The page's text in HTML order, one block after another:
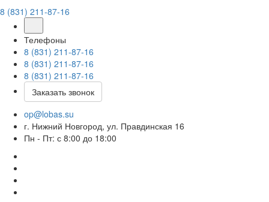
8 (831) 211-87-16
Телефоны
8 (831) 211-87-16
8 (831) 211-87-16
8 (831) 211-87-16
Заказать звонок
op@lobas.su
г. Нижний Новгород, ул. Правдинская 16
Пн - Пт: с 8:00 до 18:00